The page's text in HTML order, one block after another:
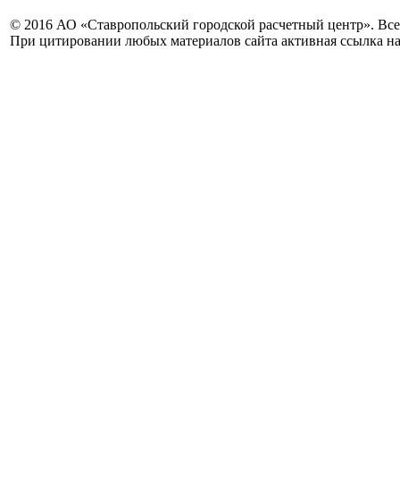
© 2016 АО «Ставропольский городской расчетный центр».
При цитировании любых материалов сайта активная ссылка